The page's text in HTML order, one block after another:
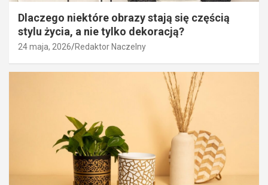
Dlaczego niektóre obrazy stają się częścią
stylu życia, a nie tylko dekoracją?
24 maja, 2026 Redaktor Naczelny